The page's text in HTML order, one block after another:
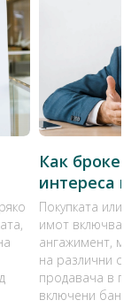
Как
интереса
Покупката или
имот включва
ангажимент,
на различни
продавача в
включени